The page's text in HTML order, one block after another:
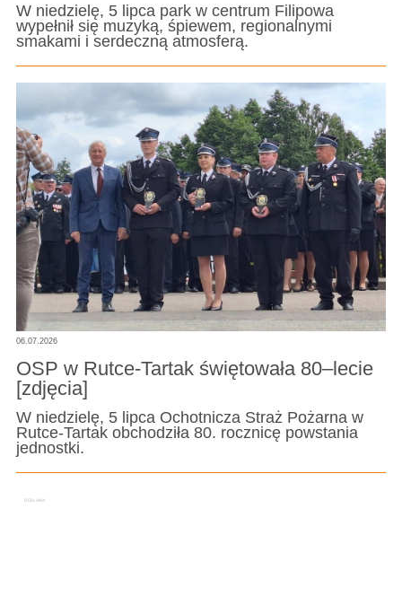
W niedzielę, 5 lipca park w centrum Filipowa
wypełnił się muzyką, śpiewem, regionalnymi
smakami i serdeczną atmosferą.
06.07.2026
OSP w Rutce-Tartak świętowała 80–lecie
[zdjęcia]
W niedzielę, 5 lipca Ochotnicza Straż Pożarna w
Rutce-Tartak obchodziła 80. rocznicę powstania
jednostki.